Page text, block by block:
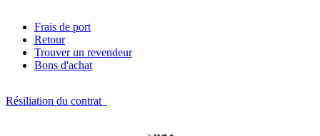
Frais de port
Retour
Trouver un revendeur
Bons d'achat
Résiliation du contrat